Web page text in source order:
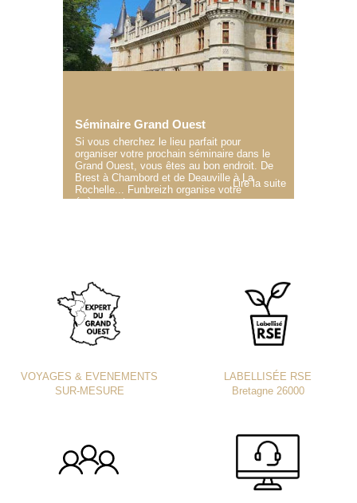
Séminaire Grand Ouest
Si vous cherchez le lieu parfait pour
organiser votre prochain séminaire dans le
Grand Ouest, vous êtes au bon endroit. De
Brest à Chambord et de Deauville à La
Rochelle... Funbreizh organise votre
évènement.
Lire la suite
VOYAGES & EVENEMENTS
SUR-MESURE
LABELLISÉE RSE
Bretagne 26000